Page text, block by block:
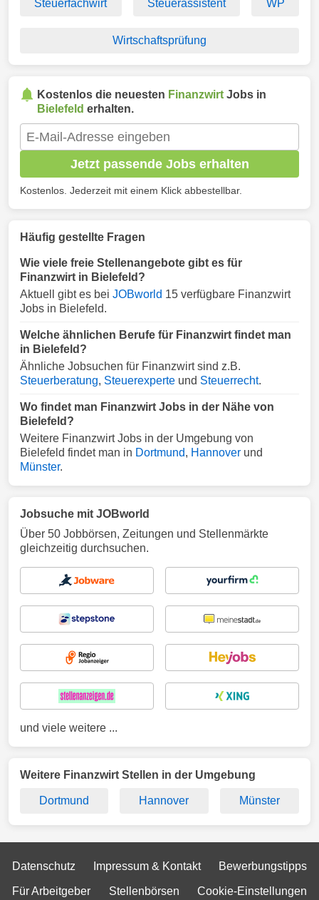
Steuerfachwirt Steuerassistent WP
Wirtschaftsprüfung
Kostenlos die neuesten Finanzwirt Jobs in
Bielefeld erhalten.
Jetzt passende Jobs erhalten
Kostenlos. Jederzeit mit einem Klick abbestellbar.
Häufig gestellte Fragen
Wie viele freie Stellenangebote gibt es für
Finanzwirt in Bielefeld?
Aktuell gibt es bei JOBworld 15 verfügbare Finanzwirt
Jobs in Bielefeld.
Welche ähnlichen Berufe für Finanzwirt findet man
in Bielefeld?
Ähnliche Jobsuchen für Finanzwirt sind z.B.
Steuerberatung, Steuerexperte und Steuerrecht.
Wo findet man Finanzwirt Jobs in der Nähe von
Bielefeld?
Weitere Finanzwirt Jobs in der Umgebung von
Bielefeld findet man in Dortmund, Hannover und
Münster.
Jobsuche mit JOBworld
Über 50 Jobbörsen, Zeitungen und Stellenmärkte
gleichzeitig durchsuchen.
und viele weitere ...
Weitere Finanzwirt Stellen in der Umgebung
Dortmund Hannover Münster
Datenschutz Impressum & Kontakt Bewerbungstipps
Für Arbeitgeber Stellenbörsen Cookie-Einstellungen